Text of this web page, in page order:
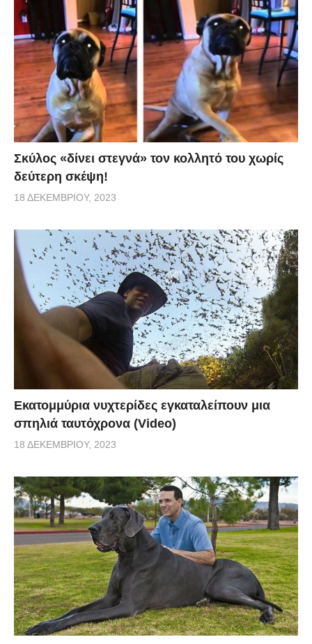
Σκύλος «δίνει στεγνά» τον κολλητό του χωρίς
δεύτερη σκέψη!
18 ΔΕΚΕΜΒΡΊΟΥ, 2023
Εκατομμύρια νυχτερίδες εγκαταλείπουν μια
σπηλιά ταυτόχρονα (Video)
18 ΔΕΚΕΜΒΡΊΟΥ, 2023